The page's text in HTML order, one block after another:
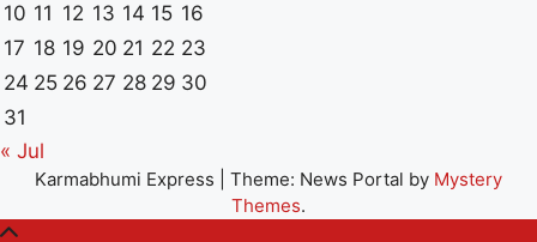
10 11 12 13 14 15 16
17 18 19 20 21 22 23
24 25 26 27 28 29 30
31
« Jul
Karmabhumi Express Theme: News Portal by Mystery
Themes.